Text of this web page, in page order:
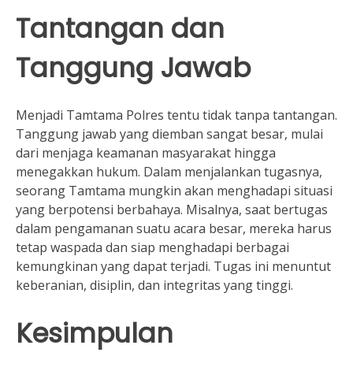
Tantangan dan
Tanggung Jawab
Menjadi Tamtama Polres tentu tidak tanpa tantangan.
Tanggung jawab yang diemban sangat besar, mulai
dari menjaga keamanan masyarakat hingga
menegakkan hukum. Dalam menjalankan tugasnya,
seorang Tamtama mungkin akan menghadapi situasi
yang berpotensi berbahaya. Misalnya, saat bertugas
dalam pengamanan suatu acara besar, mereka harus
tetap waspada dan siap menghadapi berbagai
kemungkinan yang dapat terjadi. Tugas ini menuntut
keberanian, disiplin, dan integritas yang tinggi.
Kesimpulan